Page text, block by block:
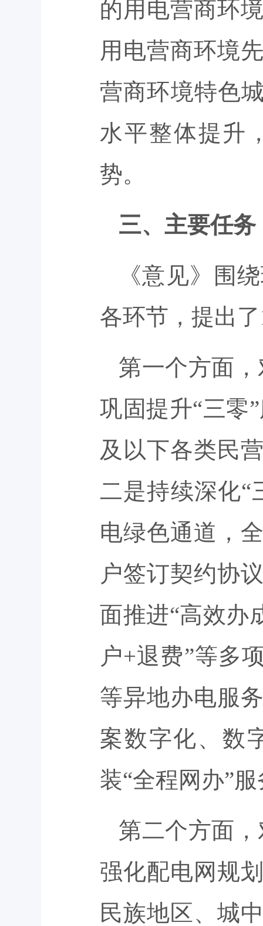
的用电营商环
用电营商环境
营商环境特色
水平整体提升
势。
三、主要任务
《意见》围
各环节，提出
第一个方面
巩固提升“三零
及以下各类民
二是持续深化“
电绿色通道，
户签订契约协
面推进“高效办
户+退费”等多
等异地办电服
案数字化、数
装“全程网办”
第二个方面
强化配电网规
民族地区、城